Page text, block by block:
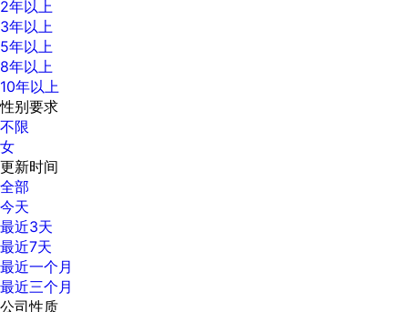
2年以上
3年以上
5年以上
8年以上
10年以上
性别要求
不限
女
更新时间
全部
今天
最近3天
最近7天
最近一个月
最近三个月
公司性质